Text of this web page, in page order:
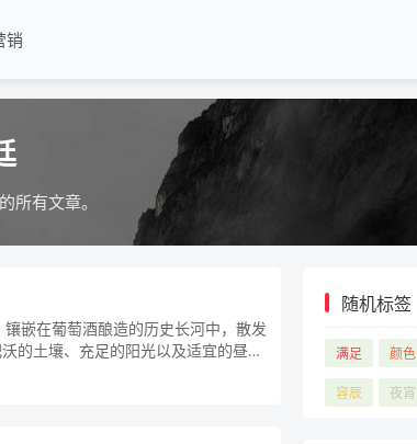
销
所有文章。
嵌在葡萄酒酿造的历史长河中，散发
的土壤、充足的阳光以及适宜的昼夜
随机标签
满足 颜色
容辰 夜宵